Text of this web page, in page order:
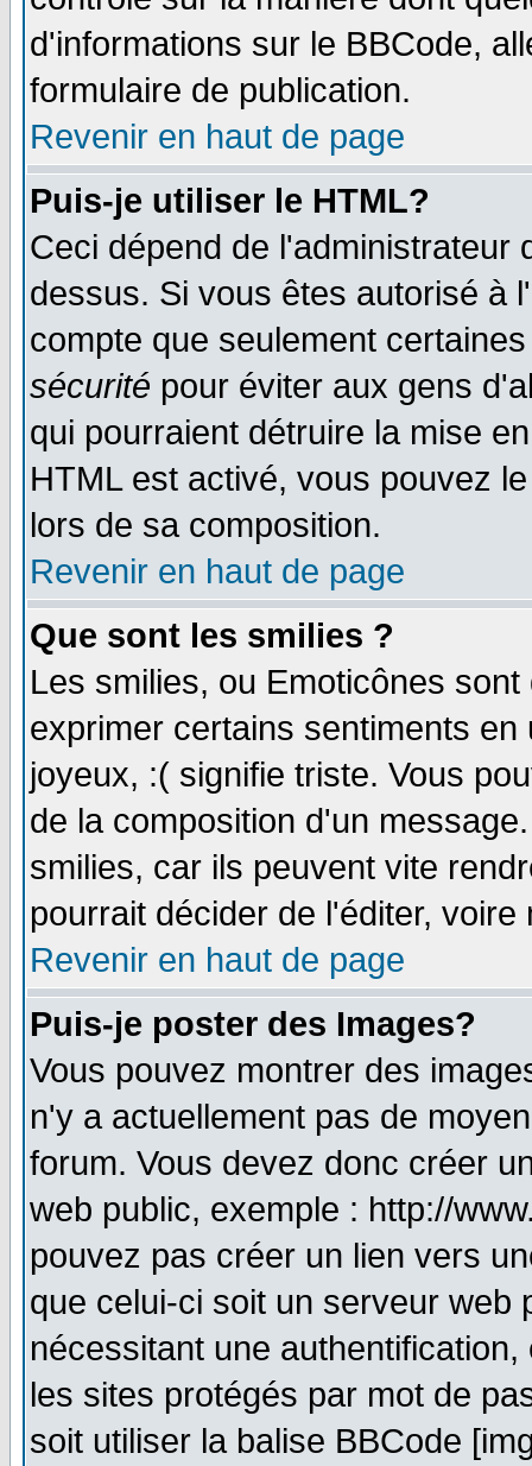
d'informations sur le BBCode,
formulaire de publication.
Revenir en haut de page
Puis-je utiliser le HTML?
Ceci dépend de l'administrateur
dessus. Si vous êtes autorisé à
compte que seulement
sécurité pour éviter aux gens
qui pourraient détruire la mise
HTML est activé, vous pouvez
lors de sa composition.
Revenir en haut de page
Que sont les smilies ?
Les smilies, ou Emoticônes
exprimer certains sentiments
joyeux, :( signifie triste. Vous
de la composition d'un
smilies, car ils peuvent vite
pourrait décider de l'éditer,
Revenir en haut de page
Puis-je poster des Images?
Vous pouvez montrer des
n'y a actuellement pas de
forum. Vous devez donc créer
web public, exemple : http://
pouvez pas créer un lien vers
que celui-ci soit un serveur web
nécessitant une
les sites protégés par mot de
soit utiliser la balise BBCode